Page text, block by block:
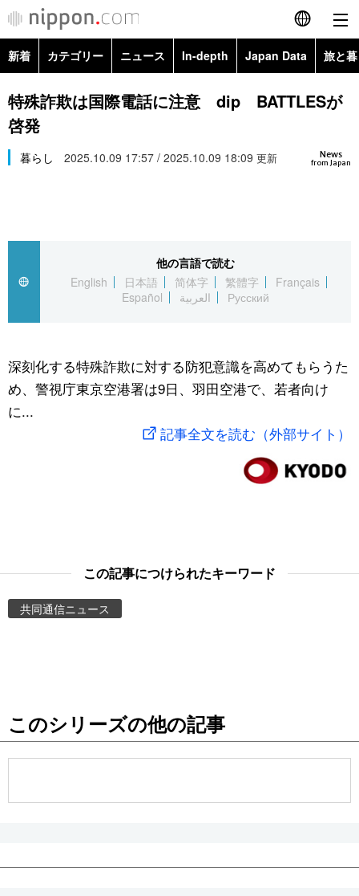
English
简体字
Русский
カテゴリー
経済・ビジネス
国際
文化
トップ
アーカイブ
In-depth
Japan Data
動画/Live
People
新着 カテゴリー ニュース In-depth Japan Data 旅と
政治・外交
経済・ビジネス
スポーツ・東京2020
Topics
特殊詐欺は国際電話に注意 dip BATTLESが
啓発
News
from Japan
暮らし 2025.10.09 17:57 / 2025.10.09 18:09 更新
他の言語で読む
English
日本語 简体字 繁體字
Français
Español
العربية Русский
深刻化する特殊詐欺に対する防犯意識を高めてもらうた
め、警視庁東京空港署は9日、羽田空港で、若者向け
に...
記事全文を読む（外部サイト）
この記事につけられたキーワード
共同通信ニュース
このシリーズの他の記事